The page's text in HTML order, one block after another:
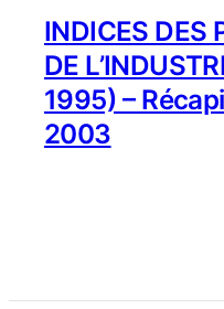
INDICES DES
DE
1995) –
2003